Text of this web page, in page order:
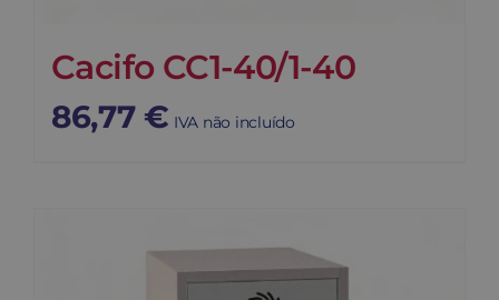
Cacifo CC1-40/1-40
86,77 € IVA não incluído